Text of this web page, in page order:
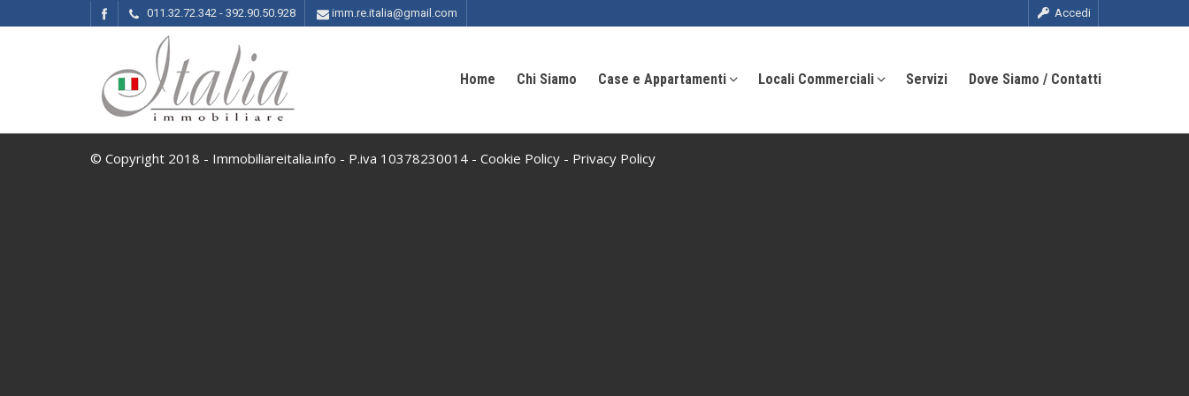
011.32.72.342 - 392.90.50.928 imm.re.italia@gmail.com Accedi
Home Chi Siamo Case e Appartamenti Locali Commerciali Servizi Dove Siamo / Contatti
© Copyright 2018 - Immobiliareitalia.info - P.iva 10378230014 - Cookie Policy - Privacy Policy